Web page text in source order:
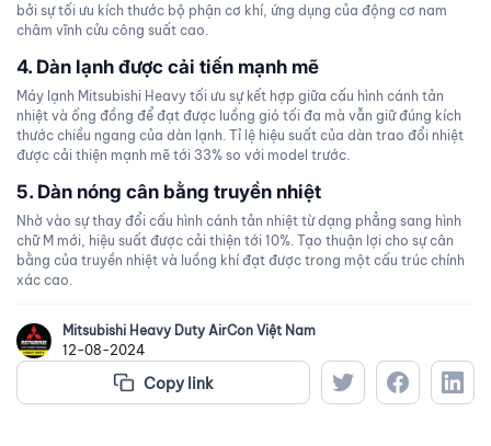
bởi sự tối ưu kích thước bộ phận cơ khí, ứng dụng của động cơ nam
châm vĩnh cửu công suất cao.
4. Dàn lạnh được cải tiến mạnh mẽ
Máy lạnh Mitsubishi Heavy tối ưu sự kết hợp giữa cấu hình cánh tản
nhiệt và ống đồng để đạt được luồng gió tối đa mà vẫn giữ đúng kích
thước chiều ngang của dàn lạnh. Tỉ lệ hiệu suất của dàn trao đổi nhiệt
được cải thiện mạnh mẽ tới 33% so với model trước.
5. Dàn nóng cân bằng truyền nhiệt
Nhờ vào sự thay đổi cấu hình cánh tản nhiệt từ dạng phẳng sang hình
chữ M mới, hiệu suất được cải thiện tới 10%. Tạo thuận lợi cho sự cân
bằng của truyền nhiệt và luồng khí đạt được trong một cấu trúc chính
xác cao.
Mitsubishi Heavy Duty AirCon Việt Nam
12-08-2024
Copy link